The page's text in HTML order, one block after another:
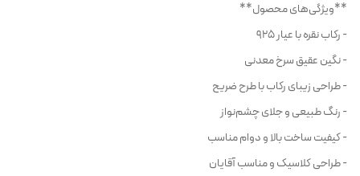
**ویژگی‌های محصول**
- رکاب نقره با عیار 925
- نگین عقیق سرخ معدنی
- طراحی زیبای رکاب با طرح ضریح
- رنگ طبیعی و جلای چشم‌نواز
- کیفیت ساخت بالا و دوام مناسب
- طراحی کلاسیک و مناسب آقایان